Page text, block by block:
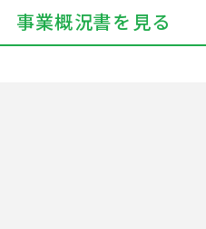
事業概況書を見る